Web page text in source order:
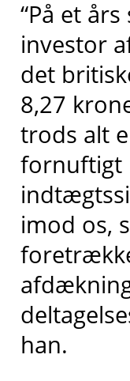
“På et
investor
det
8,27
trods alt
fornuftigt
imod os,
han.